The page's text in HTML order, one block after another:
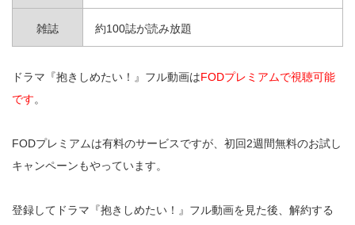
雑誌 約100誌が読み放題
ドラマ『抱きしめたい！』フル動画はFODプレミアムで視聴可能
です。
FODプレミアムは有料のサービスですが、初回2週間無料のお試し
キャンペーンもやっています。
登録してドラマ『抱きしめたい！』フル動画を見た後、解約する